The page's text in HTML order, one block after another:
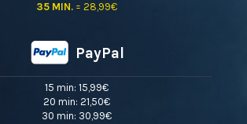
35 MIN. = 28,99€
PayPal
15 min: 15,99€
20 min: 21,50€
30 min: 30,99€